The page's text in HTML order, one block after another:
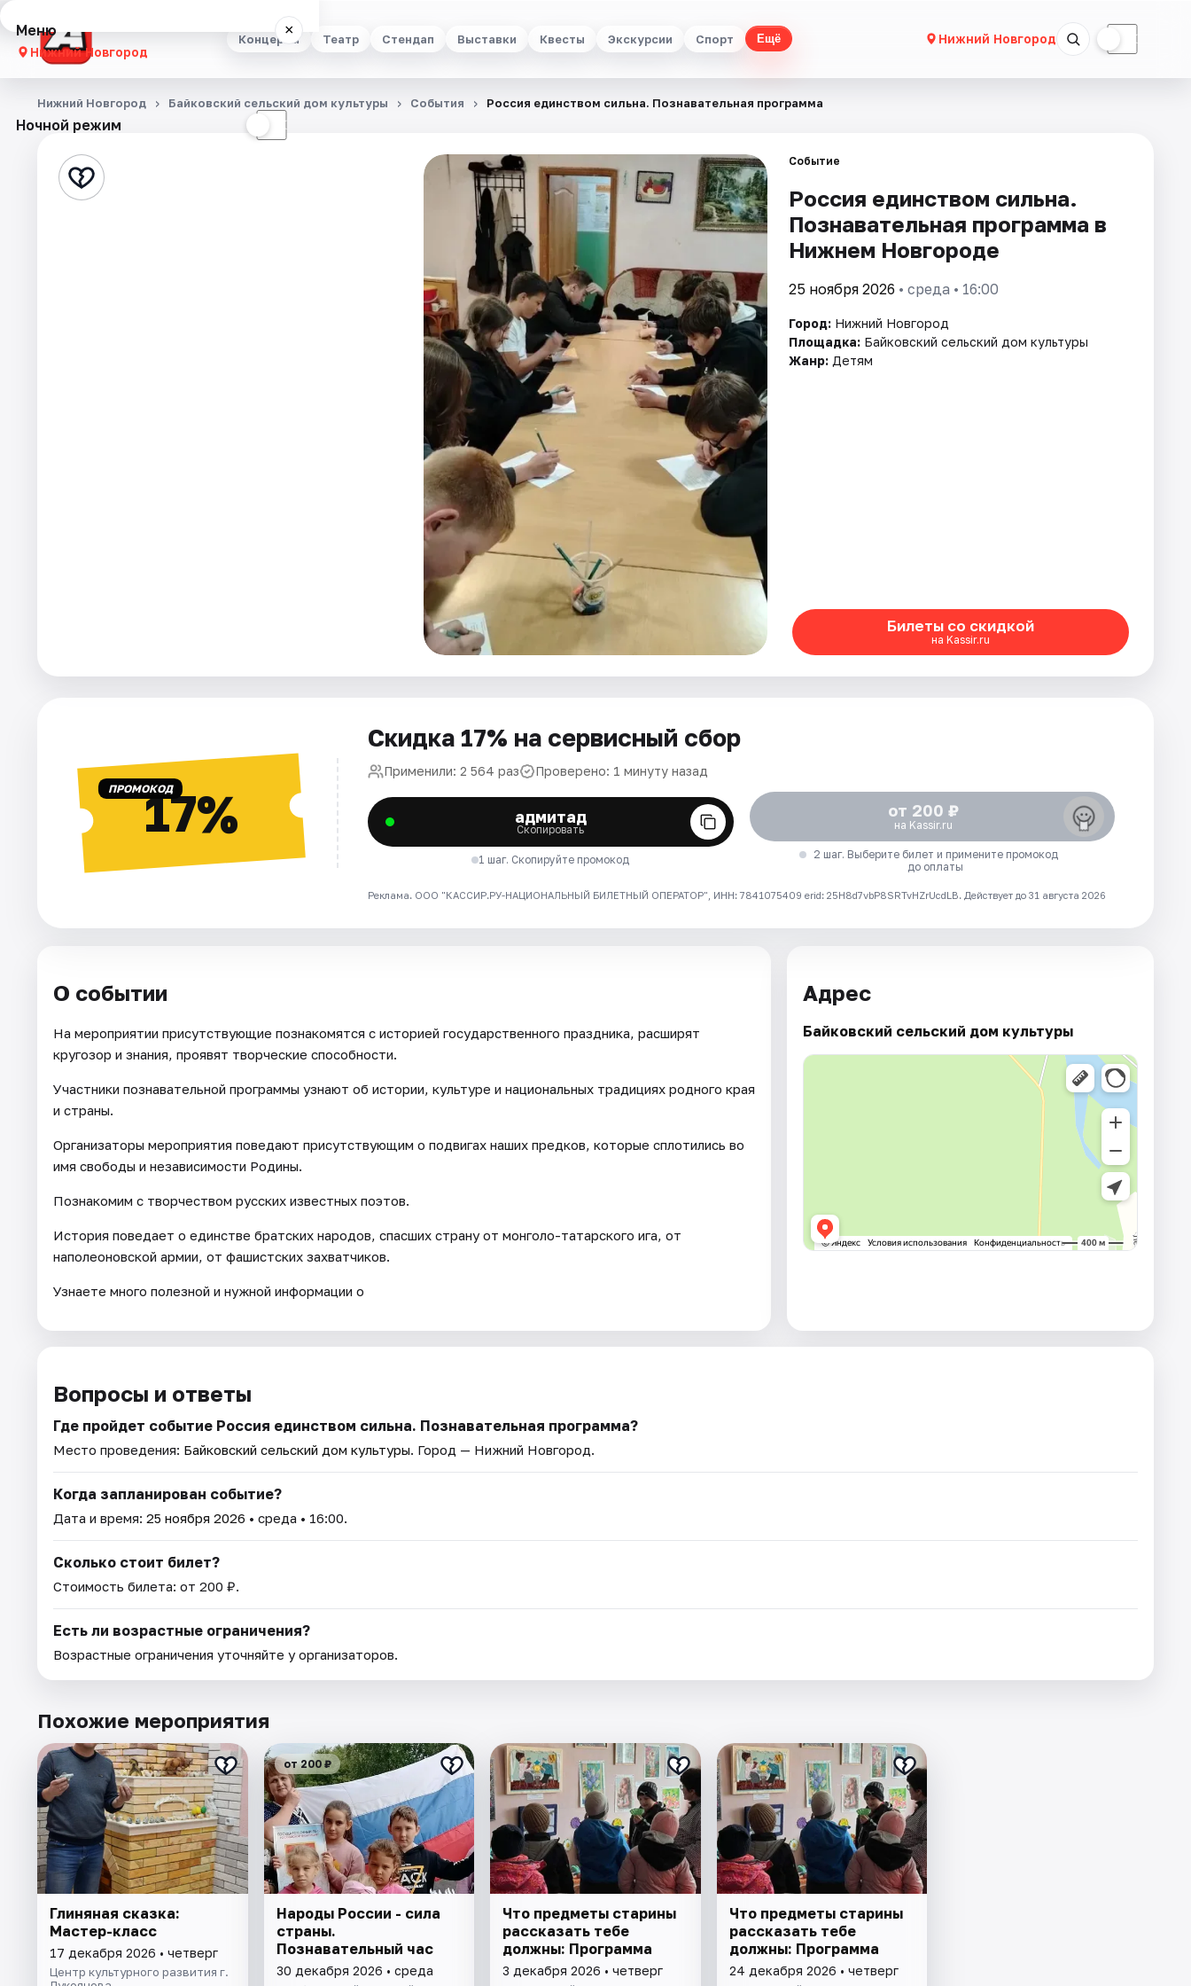
Концерты Театр Стендап Выставки Квесты Экскурсии Спорт Ещё Нижний Новгород ☾
Меню ×
Нижний Новгород
Концерты
Стендап
Ночной режим ☾
Нижний Новгород Байковский сельский дом культуры События Россия единством сильна. Познавательная программа
Событие
Россия единством сильна.
Познавательная программа в
Нижнем Новгороде
25 ноября 2026 • среда • 16:00
Город: Нижний Новгород
Площадка: Байковский сельский дом культуры
Жанр: Детям
Билеты со скидкой
на Kassir.ru
ПРОМОКОД17%
Скидка 17% на сервисный сбор
Применили: 2 564 раз Проверено: 1 минуту назад
адмитад
Скопировать
1 шаг. Скопируйте промокод
от 200 ₽
на Kassir.ru
2 шаг. Выберите билет и примените промокод
до оплаты
Реклама. ООО "КАССИР.РУ-НАЦИОНАЛЬНЫЙ БИЛЕТНЫЙ ОПЕРАТОР", ИНН: 7841075409 erid: 25H8d7vbP8SRTvHZrUcdLB. Действует до 31 августа 2026
О событии
На мероприятии присутствующие познакомятся с историей государственного праздника, расширят
кругозор и знания, проявят творческие способности.
Участники познавательной программы узнают об истории, культуре и национальных традициях родного края
и страны.
Организаторы мероприятия поведают присутствующим о подвигах наших предков, которые сплотились во
имя свободы и независимости Родины.
Познакомим с творчеством русских известных поэтов.
История поведает о единстве братских народов, спасших страну от монголо-татарского ига, от
наполеоновской армии, от фашистских захватчиков.
Узнаете много полезной и нужной информации о
Адрес
Байковский сельский дом культуры
Вопросы и ответы
Где пройдет событие Россия единством сильна. Познавательная программа?
Место проведения: Байковский сельский дом культуры. Город — Нижний Новгород.
Когда запланирован событие?
Дата и время: 25 ноября 2026 • среда • 16:00.
Сколько стоит билет?
Стоимость билета: от 200 ₽.
Есть ли возрастные ограничения?
Возрастные ограничения уточняйте у организаторов.
Похожие мероприятия
Глиняная сказка:
Мастер-класс
17 декабря 2026 • четверг
Центр культурного развития г.
от 200 ₽
Народы России - сила
страны.
Познавательный час
30 декабря 2026 • среда
Что предметы старины
рассказать тебе
должны: Программа
3 декабря 2026 • четверг
Что предметы старины
рассказать тебе
должны: Программа
24 декабря 2026 • четверг